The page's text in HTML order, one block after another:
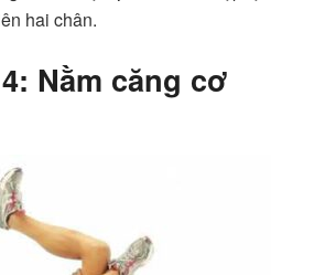
hai chân.
Nằm căng cơ